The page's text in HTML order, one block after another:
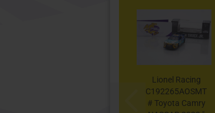
Lionel Racing
C192265AOSMT
# Toyota Camry